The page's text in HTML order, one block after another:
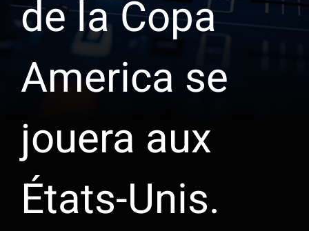
de la Copa
America se
jouera aux
États-Unis.